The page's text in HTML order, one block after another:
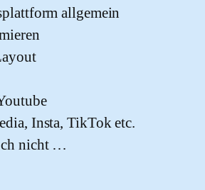
allgemein
Insta, TikTok etc.
nicht …